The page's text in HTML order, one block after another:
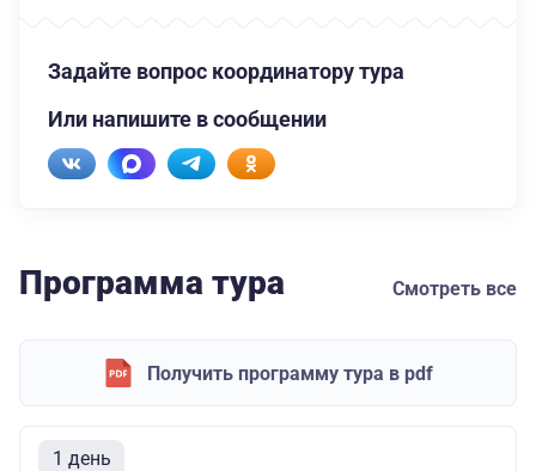
Задайте вопрос координатору тура
Или напишите в сообщении
Программа тура Смотреть все
Получить программу тура в pdf
1 день